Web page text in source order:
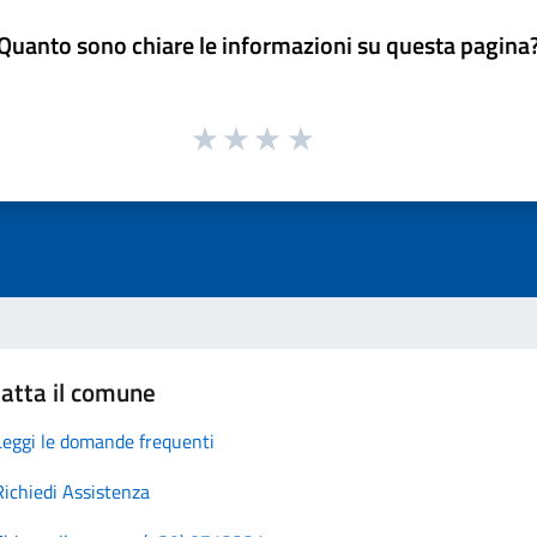
sono chiare le informazioni su questa
il comune
le domande frequenti
Assistenza